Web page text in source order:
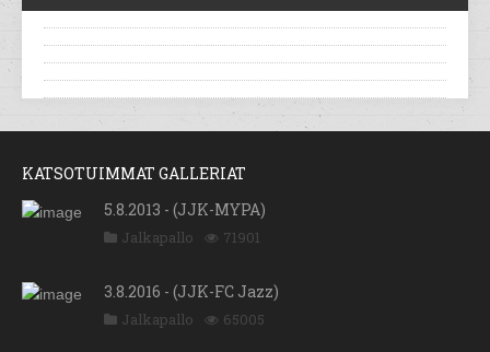
KATSOTUIMMAT GALLERIAT
5.8.2013 - (JJK-MYPA)
Jalkapallo 71901
3.8.2016 - (JJK-FC Jazz)
Jalkapallo 65005